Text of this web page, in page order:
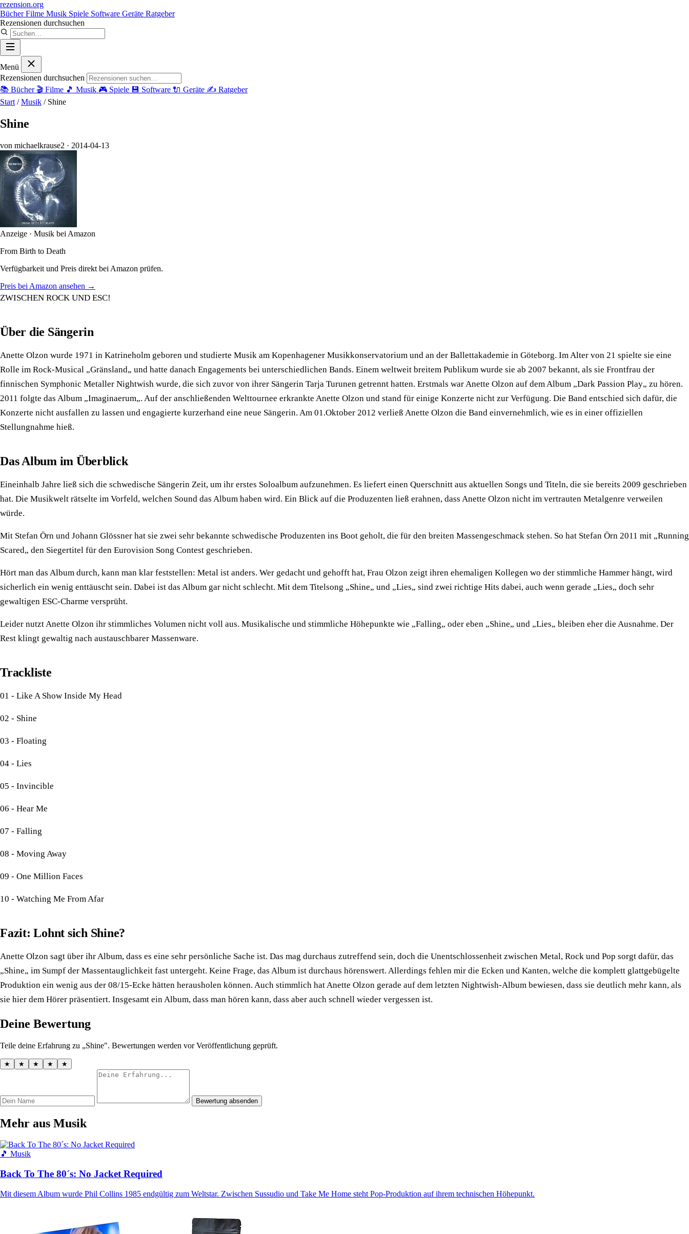
rezension.org
BücherFilme Musik Spiele Software Geräte Ratgeber
Rezensionen durchsuchen
Menü
Rezensionen durchsuchen
📚 Bücher 🎬 Filme 🎵 Musik 🎮 Spiele 💾 Software 🔌 Geräte ✍️ Ratgeber
Start / Musik / Shine
Shine
von michaelkrause2 · 2014-04-13
Anzeige · Musik bei Amazon
From Birth to Death
Verfügbarkeit und Preis direkt bei Amazon prüfen.
Preis bei Amazon ansehen →
ZWISCHEN ROCK UND ESC!
Über die Sängerin
Anette Olzon wurde 1971 in Katrineholm geboren und studierte Musik am Kopenhagener Musikkonservatorium und an der Ballettakademie in Göteborg. Im Alter von 21 spielte sie eine
Rolle im Rock-Musical „Gränsland„ und hatte danach Engagements bei unterschiedlichen Bands. Einem weltweit breitem Publikum wurde sie ab 2007 bekannt, als sie Frontfrau der
finnischen Symphonic Metaller Nightwish wurde, die sich zuvor von ihrer Sängerin Tarja Turunen getrennt hatten. Erstmals war Anette Olzon auf dem Album „Dark Passion Play„ zu hören.
2011 folgte das Album „Imaginaerum„. Auf der anschließenden Welttournee erkrankte Anette Olzon und stand für einige Konzerte nicht zur Verfügung. Die Band entschied sich dafür, die
Konzerte nicht ausfallen zu lassen und engagierte kurzerhand eine neue Sängerin. Am 01.Oktober 2012 verließ Anette Olzon die Band einvernehmlich, wie es in einer offiziellen
Stellungnahme hieß.
Das Album im Überblick
Eineinhalb Jahre ließ sich die schwedische Sängerin Zeit, um ihr erstes Soloalbum aufzunehmen. Es liefert einen Querschnitt aus aktuellen Songs und Titeln, die sie bereits 2009 geschrieben
hat. Die Musikwelt rätselte im Vorfeld, welchen Sound das Album haben wird. Ein Blick auf die Produzenten ließ erahnen, dass Anette Olzon nicht im vertrauten Metalgenre verweilen
würde.
Mit Stefan Örn und Johann Glössner hat sie zwei sehr bekannte schwedische Produzenten ins Boot geholt, die für den breiten Massengeschmack stehen. So hat Stefan Örn 2011 mit „Running
Scared„ den Siegertitel für den Eurovision Song Contest geschrieben.
Hört man das Album durch, kann man klar feststellen: Metal ist anders. Wer gedacht und gehofft hat, Frau Olzon zeigt ihren ehemaligen Kollegen wo der stimmliche Hammer hängt, wird
sicherlich ein wenig enttäuscht sein. Dabei ist das Album gar nicht schlecht. Mit dem Titelsong „Shine„ und „Lies„ sind zwei richtige Hits dabei, auch wenn gerade „Lies„ doch sehr
gewaltigen ESC-Charme versprüht.
Leider nutzt Anette Olzon ihr stimmliches Volumen nicht voll aus. Musikalische und stimmliche Höhepunkte wie „Falling„ oder eben „Shine„ und „Lies„ bleiben eher die Ausnahme. Der
Rest klingt gewaltig nach austauschbarer Massenware.
Trackliste
01 - Like A Show Inside My Head
02 - Shine
03 - Floating
04 - Lies
05 - Invincible
06 - Hear Me
07 - Falling
08 - Moving Away
09 - One Million Faces
10 - Watching Me From Afar
Fazit: Lohnt sich Shine?
Anette Olzon sagt über ihr Album, dass es eine sehr persönliche Sache ist. Das mag durchaus zutreffend sein, doch die Unentschlossenheit zwischen Metal, Rock und Pop sorgt dafür, das
„Shine„ im Sumpf der Massentauglichkeit fast untergeht. Keine Frage, das Album ist durchaus hörenswert. Allerdings fehlen mir die Ecken und Kanten, welche die komplett glattgebügelte
Produktion ein wenig aus der 08/15-Ecke hätten herausholen können. Auch stimmlich hat Anette Olzon gerade auf dem letzten Nightwish-Album bewiesen, dass sie deutlich mehr kann, als
sie hier dem Hörer präsentiert. Insgesamt ein Album, dass man hören kann, dass aber auch schnell wieder vergessen ist.
Deine Bewertung
Teile deine Erfahrung zu „Shine". Bewertungen werden vor Veröffentlichung geprüft.
★ ★ ★ ★ ★
Bewertung absenden
Mehr aus Musik
🎵 Musik
Back To The 80´s: No Jacket Required
Mit diesem Album wurde Phil Collins 1985 endgültig zum Weltstar. Zwischen Sussudio und Take Me Home steht Pop-Produktion auf ihrem technischen Höhepunkt.